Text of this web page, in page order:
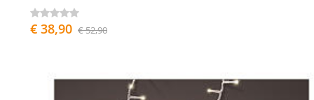
€ 38,90 € 52,90